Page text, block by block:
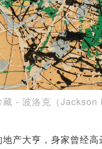
- 波洛克（Jackson
产大亨，身家曾经